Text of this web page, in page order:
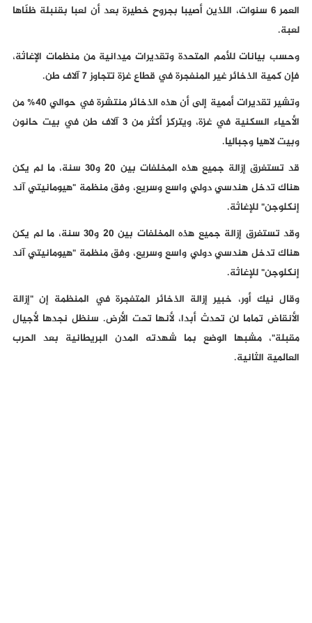
العمر 6 سنوات، اللذين أصيبا بجروح خطيرة بعد أن لعبا بقنبلة ظنّاها
لعبة.
وحسب بيانات للأمم المتحدة وتقديرات ميدانية من منظمات الإغاثة،
فإن كمية الذخائر غير المنفجرة في قطاع غزة تتجاوز 7 آلاف طن.
وتشير تقديرات أممية إلى أن هذه الذخائر منتشرة في حوالي 40% من
الأحياء السكنية في غزة، ويتركز أكثر من 3 آلاف طن في بيت حانون
وبيت لاهيا وجباليا.
قد تستغرق إزالة جميع هذه المخلفات بين 20 و30 سنة، ما لم يكن
هناك تدخل هندسي دولي واسع وسريع، وفق منظمة "هيومانيتي آند
إنكلوجن" للإغاثة.
وقد تستغرق إزالة جميع هذه المخلفات بين 20 و30 سنة، ما لم يكن
هناك تدخل هندسي دولي واسع وسريع، وفق منظمة "هيومانيتي آند
إنكلوجن" للإغاثة.
وقال نيك أور، خبير إزالة الذخائر المتفجرة في المنظمة إن "إزالة
الأنقاض تماما لن تحدث أبدا، لأنها تحت الأرض. سنظل نجدها لأجيال
مقبلة"، مشبها الوضع بما شهدته المدن البريطانية بعد الحرب
العالمية الثانية.